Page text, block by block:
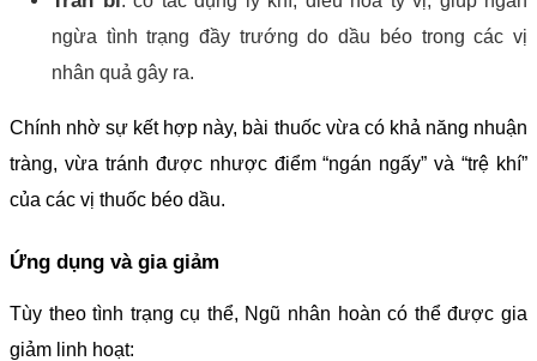
ngừa tình trạng đầy trướng do dầu béo trong các vị
nhân quả gây ra.
Chính nhờ sự kết hợp này, bài thuốc vừa có khả năng nhuận
tràng, vừa tránh được nhược điểm “ngán ngấy” và “trệ khí”
của các vị thuốc béo dầu.
Ứng dụng và gia giảm
Tùy theo tình trạng cụ thể, Ngũ nhân hoàn có thể được gia
giảm linh hoạt: